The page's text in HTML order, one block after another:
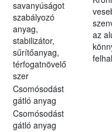
savanyúságot
szabályozó
anyag,
stabilizátor,
sűrítőanyag,
térfogatnövelő
szer
az
Csomósodást
gátló anyag
Csomósodást
gátló anyag